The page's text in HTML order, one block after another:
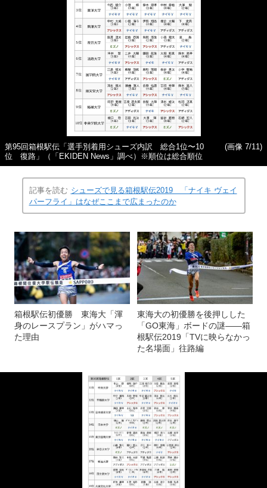
第95回箱根駅伝「選手別着用シューズ内訳 総合1位〜10
位 復路」（「EKIDEN News」調べ）※順位は総合順位
(画像 7/11)
記事を読む シューズで見る箱根駅伝2019 「ナイキ ヴェイ
パーフライ」はなぜここまで広まったのか
箱根駅伝初優勝 東海大「渾
身のレースプラン」がハマっ
た理由
東海大の初優勝を後押しした
「GO東海」ボードの謎――箱
根駅伝2019「TVに映らなかっ
た名場面」往路編